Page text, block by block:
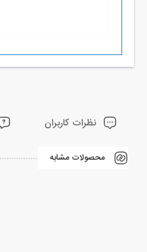
نظرات کاربران
محصولات مشابه